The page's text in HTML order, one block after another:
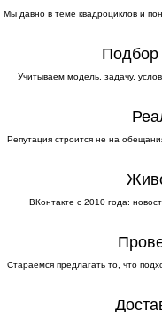
Мы давно в теме квадроциклов и
Подбор
Учитываем модель, задачу,
Репутация строится не на
ВКонтакте с 2010 года:
Стараемся предлагать то, что